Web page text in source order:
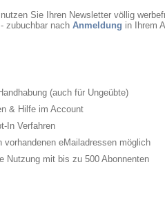
nutzen Sie Ihren Newsletter völlig
zubuchbar nach Anmeldung in Ihrem
(auch für Ungeübte)
& Hilfe im Account
In Verfahren
vorhandenen eMailadressen möglich
Nutzung mit bis zu 500 Abonnenten